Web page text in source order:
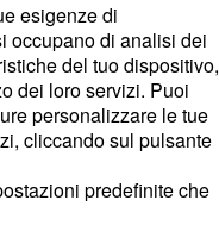
esigenze di
occupano di analisi dei
del tuo dispositivo,
dei loro servizi. Puoi
personalizzare le tue
cliccando sul pulsante
predefinite che